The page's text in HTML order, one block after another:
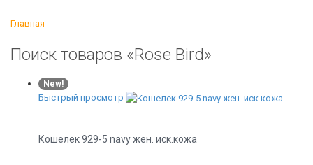
Главная
Поиск товаров «Rose Bird»
New!
Быстрый просмотр
Кошелек 929-5 navy жен. иск.кожа